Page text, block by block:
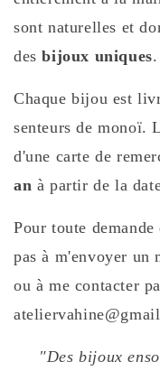
sont naturelles et
desbijoux uniques.
Chaque bijou est
senteurs de monoï.
d'une carte de
an à partir de la
Pour toute
pas à m'envoyer un
ou à me contacter
"Des bijoux